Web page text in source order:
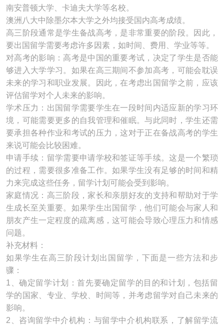
南安普顿大学、卡迪夫大学等名校。
澳洲八大中除墨尔本大学之外均接受国内高考成绩。
高三阶段通常是学生备战高考，是非常重要的阶段。因此，
要出国留学需要考虑许多因素，如时间、费用、学业等等。
对高考的影响：高考是中国的重要考试，决定了学生是否能
够进入大学学习。如果在高三期间不参加高考，可能会耽误
未来的学习和职业发展。因此，在考虑出国留学之前，应该
评估留学对个人未来的影响。
学术压力：出国留学需要学生在一段时间内适应新的学习环
境，可能需要更多的自我管理和催眠。与此同时，学生还需
要承担各种作业和考试的压力，这对于正在备战高考的学生
来说可能会比较困难。
申请手续：留学需要申请学校和签证等手续。这是一个繁琐
的过程，需要很多准备工作。如果学生没有足够的时间和精
力来完成这些任务，留学计划可能会受到影响。
家庭情况：高三阶段，家长和亲朋好友的支持和帮助对于学
生成长至关重要。如果学生出国留学，他们可能会与家人和
朋友产生一定程度的疏离感，这可能会导致心理压力和情感
问题。
补充材料：
如果学生在高三阶段计划出国留学，下面是一些方法和步
骤：
1、确定留学计划：首先要确定留学的目的和计划，包括留
学的国家、专业、学校、时间等，并考虑留学对自己未来的
影响。
2、咨询留学中介机构：与留学中介机构联系，了解留学流